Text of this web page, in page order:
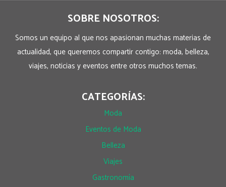
SOBRE NOSOTROS:
Somos un equipo al que nos apasionan muchas materias de
actualidad, que queremos compartir contigo: moda, belleza,
viajes, noticias y eventos entre otros muchos temas.
CATEGORÍAS:
Moda
Eventos de Moda
Belleza
Viajes
Gastronomía